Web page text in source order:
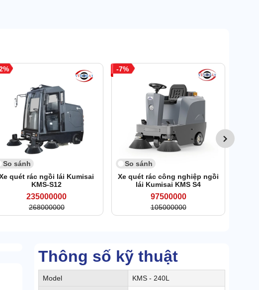
So sánh
quét rác ngồi lái Kumisai
KMS-S12
235000000
268000000
7
So sánh
Xe quét rác công nghiệp ngồi
lái Kumisai KMS S4
97500000
105000000
Thông số kỹ thuật
Model KMS - 240L